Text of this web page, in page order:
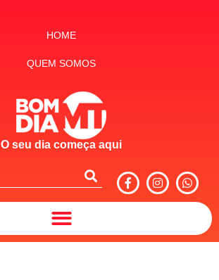
HOME
QUEM SOMOS
O seu dia começa aqui